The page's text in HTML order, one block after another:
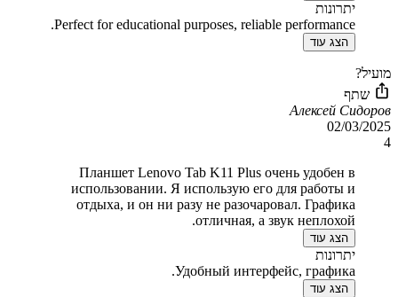
יתרונות
Perfect for educational purposes, reliable performance.
הצג עוד
מועיל?
שתף
Алексей Сидоров
02/03/2025
4
Планшет Lenovo Tab K11 Plus очень удобен в
использовании. Я использую его для работы и
отдыха, и он ни разу не разочаровал. Графика
отличная, а звук неплохой.
הצג עוד
יתרונות
Удобный интерфейс, графика.
הצג עוד